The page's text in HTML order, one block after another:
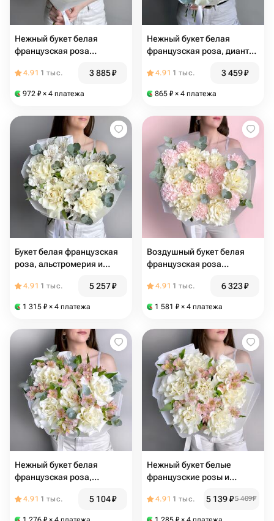
Нежный букет белая
французская роза
эвкалипт
4.91 1 тыс. 3 885₽
972 ₽ × 4 платежа
Нежный букет белая
французская роза, диантус
4.91 1 тыс. 3 459₽
865 ₽ × 4 платежа
Букет белая французская
роза, альстромерия и
4.91 1 тыс. 5 257₽
1 315 ₽ × 4 платежа
Воздушный букет белая
французская роза
эвкалипт
4.91 1 тыс. 6 323₽
1 581 ₽ × 4 платежа
Нежный букет белая
французская роза,
эвкалипт
4.91 1 тыс. 5 104₽
Нежный букет белые
французские розы и
4.91 1 тыс. 5 139₽5 409₽